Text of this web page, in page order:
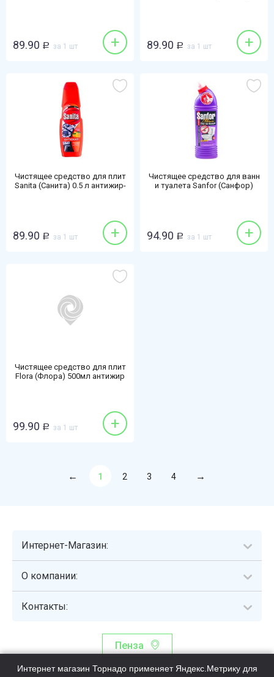
89.90 Р за 1 шт + 89.90 Р за 1 шт +
Чистящее средство для плит
Sanita (Санита) 0.5 л антижир-
89.90 Р за 1 шт +
Чистящее средство для ванн
и туалета Sanfor (Санфор)
94.90 Р за 1 шт +
Чистящее средство для плит
Flora (Флора) 500мл антижир
99.90 Р за 1 шт +
1 2 3 4
Интернет-Магазин:
О компании:
Контакты:
Пенза
Торнадо - интернет-гипермаркет, осуществляющий сборку,
Интернет магазин Торнадо применяет Яндекс.Метрику для